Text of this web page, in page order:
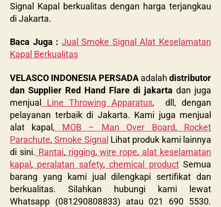
Signal Kapal berkualitas dengan harga terjangkau
di Jakarta.
Baca Juga : Jual Smoke Signal Alat Keselamatan
Kapal Berkualitas
VELASCO INDONESIA PERSADA adalah distributor
dan Supplier Red Hand Flare di jakarta dan juga
menjual
Line Throwing Apparatus, dll, dengan
pelayanan terbaik di Jakarta. Kami juga menjual
alat kapal,
MOB – Man Over Board,
Rocket
Parachute, Smoke Signal Lihat produk kami lainnya
di sini. Rantai, rigging, wire rope, alat keselamatan
kapal, peralatan safety, chemical productSemua
barang yang kami jual dilengkapi sertifikat dan
berkualitas. Silahkan hubungi kami lewat
Whatsapp (081290808833) atau 021 690 5530.